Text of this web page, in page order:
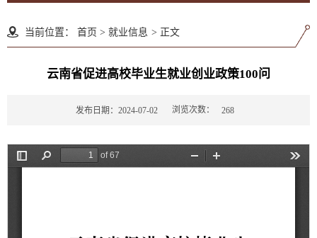
当前位置： 首页 > 就业信息 > 正文
云南省促进高校毕业生就业创业政策100问
发布日期：2024-07-02 浏览次数： 268